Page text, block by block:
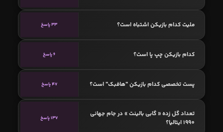
ملیت کدام بازیکن اشتباه است؟ 33 پاسخ
کدام بازیکن چپ پا است؟ 6 پاسخ
پست تخصصی کدام بازیکن "هافبک" است؟ 47 پاسخ
تعداد گل زده « گابی بالینت » در جام جهانی
1990 ایتالیا؟
137 پاسخ